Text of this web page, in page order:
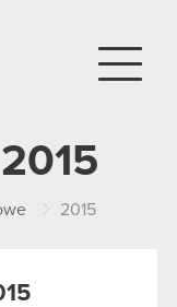
2015
2015